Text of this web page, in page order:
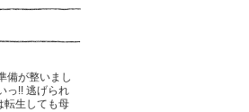
備が整いまし
っ!! 逃げられ
生しても母